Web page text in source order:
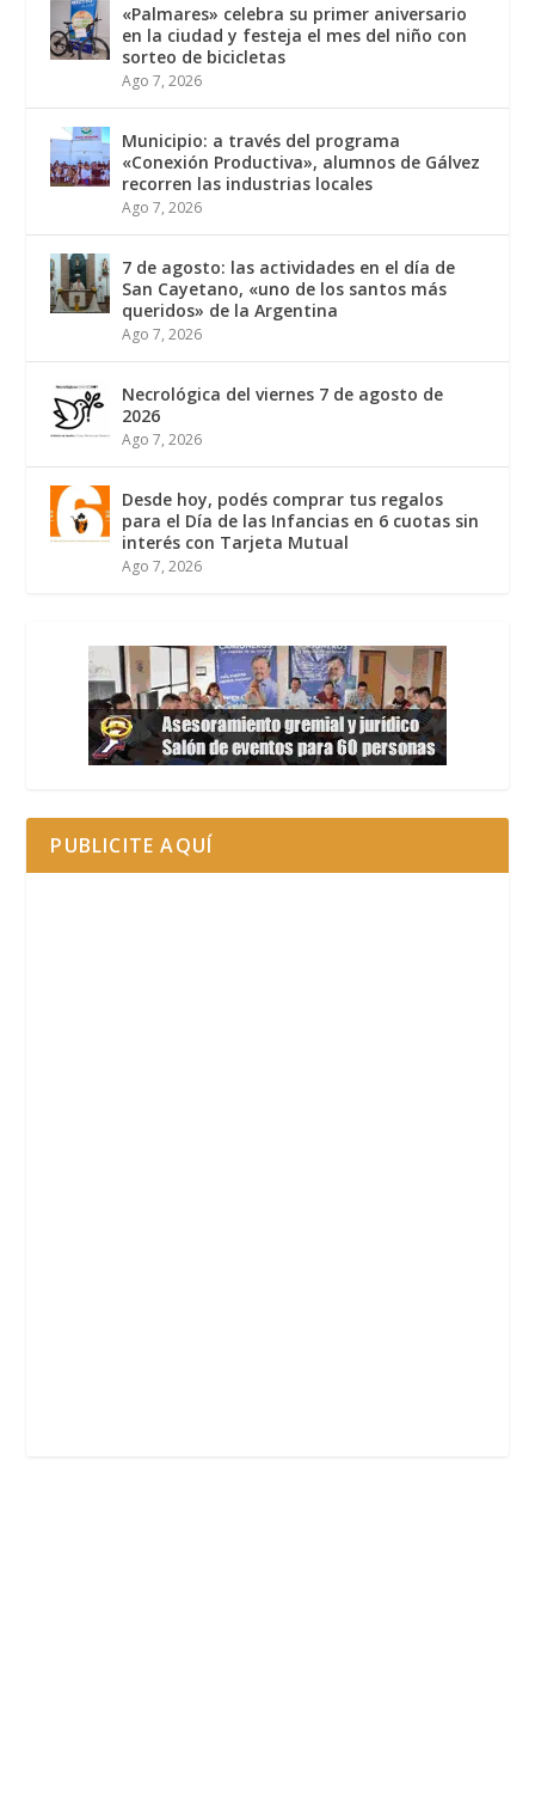
«Palmares» celebra su primer aniversario
en la ciudad y festeja el mes del niño con
sorteo de bicicletas
Ago 7, 2026
Municipio: a través del programa
«Conexión Productiva», alumnos de Gálvez
recorren las industrias locales
Ago 7, 2026
7 de agosto: las actividades en el día de
San Cayetano, «uno de los santos más
queridos» de la Argentina
Ago 7, 2026
Necrológica del viernes 7 de agosto de
2026
Ago 7, 2026
Desde hoy, podés comprar tus regalos
para el Día de las Infancias en 6 cuotas sin
interés con Tarjeta Mutual
Ago 7, 2026
PUBLICITE AQUÍ